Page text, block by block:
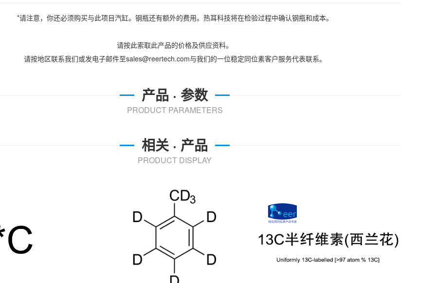
*请注意，你还必须购买与此项目汽缸。钢瓶还有额外的费用。热耳科技将在检验过程中确认钢瓶和成本。
请按此索取此产品的价格及供应资料。
请按地区联系我们或发电子邮件至sales@reertech.com与我们的一位稳定同位素客户服务代表联系。
产品 · 参数
PRODUCT PARAMETERS
相关 · 产品
PRODUCT DISPLAY